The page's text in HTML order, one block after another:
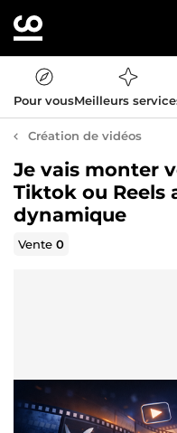
Pour vousMeilleurs
Création de vidéos
Je vais monter
Tiktok ou Reels
dynamique
Vente0